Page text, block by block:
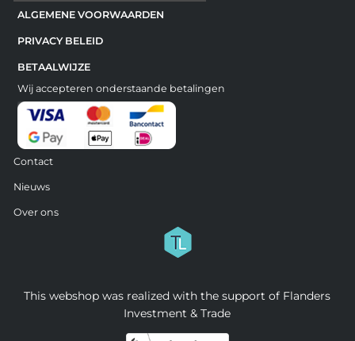
ALGEMENE VOORWAARDEN
PRIVACY BELEID
BETAALWIJZE
Wij accepteren onderstaande betalingen
Contact
Nieuws
Over ons
This webshop was realized with the support of Flanders
Investment & Trade